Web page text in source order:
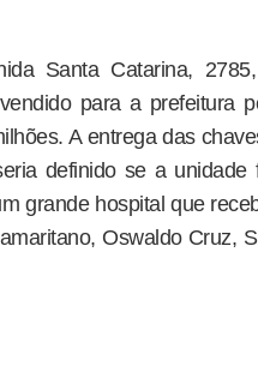
Santa Catarina,
para a prefeitura
A entrega das
definido se a
grande hospital que
Oswaldo Cruz,